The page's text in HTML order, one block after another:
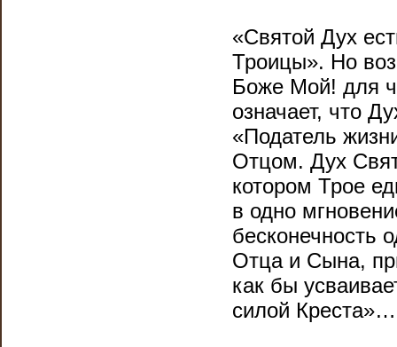
«Святой Дух
Троицы». Но
Боже Мой! для
означает, что
«Податель
Отцом. Дух
котором Трое
в одно
бесконечность
Отца и Сына,
как бы
силой Креста»…